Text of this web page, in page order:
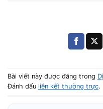
Nguyên nhân
Bài viết này được đăng trong
Đánh dấu liên kết thường trực.